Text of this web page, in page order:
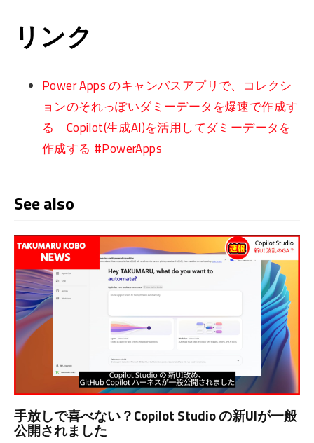
リンク
Power Apps のキャンバスアプリで、コレクシ
ョンのそれっぽいダミーデータを爆速で作成す
る Copilot(生成AI)を活用してダミーデータを
作成する #PowerApps
See also
手放しで喜べない？Copilot Studio の新UIが一般
公開されました